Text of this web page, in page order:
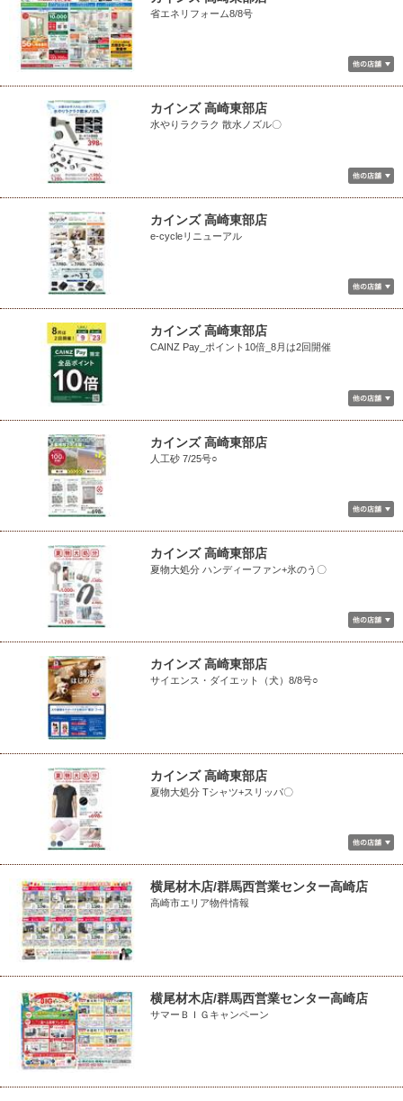
省エネリフォーム8/8号
カインズ 高崎東部店
水やりラクラク 散水ノズル〇
カインズ 高崎東部店
e-cycleリニューアル
カインズ 高崎東部店
CAINZ Pay_ポイント10倍_8月は2回開催
カインズ 高崎東部店
人工砂 7/25号○
カインズ 高崎東部店
夏物大処分 ハンディーファン+氷のう〇
カインズ 高崎東部店
サイエンス・ダイエット（犬）8/8号○
カインズ 高崎東部店
夏物大処分 Tシャツ+スリッパ〇
横尾材木店/群馬西営業センター高崎店
高崎市エリア物件情報
横尾材木店/群馬西営業センター高崎店
サマーＢＩＧキャンペーン